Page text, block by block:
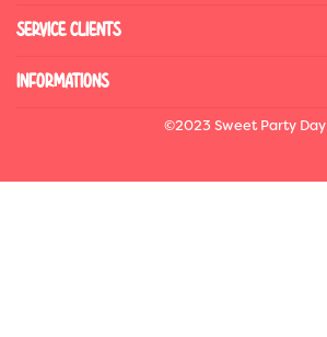
SERVICE CLIENTS
INFORMATIONS
©2023 Sweet Party Day